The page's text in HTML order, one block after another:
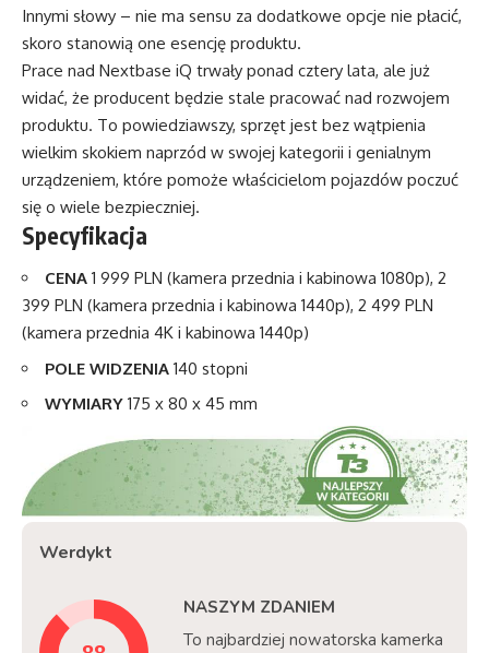
Innymi słowy – nie ma sensu za dodatkowe opcje nie płacić,
skoro stanowią one esencję produktu.
Prace nad Nextbase iQ trwały ponad cztery lata, ale już
widać, że producent będzie stale pracować nad rozwojem
produktu. To powiedziawszy, sprzęt jest bez wątpienia
wielkim skokiem naprzód w swojej kategorii i genialnym
urządzeniem, które pomoże właścicielom pojazdów poczuć
się o wiele bezpieczniej.
Specyfikacja
CENA 1 999 PLN (kamera przednia i kabinowa 1080p), 2
399 PLN (kamera przednia i kabinowa 1440p), 2 499 PLN
(kamera przednia 4K i kabinowa 1440p)
POLE WIDZENIA 140 stopni
WYMIARY 175 x 80 x 45 mm
Werdykt
NASZYM ZDANIEM
To najbardziej nowatorska kamerka